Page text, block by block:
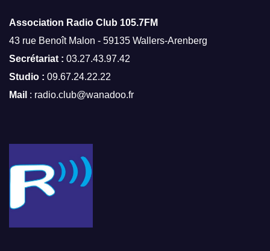
Association Radio Club 105.7FM
43 rue Benoît Malon - 59135 Wallers-Arenberg
Secrétariat : 03.27.43.97.42
Studio : 09.67.24.22.22
Mail : radio.club@wanadoo.fr